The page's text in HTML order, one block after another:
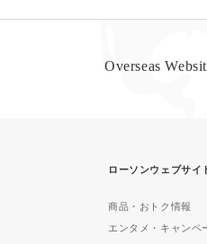
Overseas
ローソンウェブサイ
商品・おトク情報
エンタメ・キャンペ